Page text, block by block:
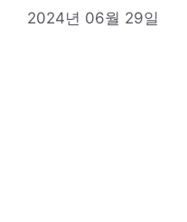
2024년 06월 29일